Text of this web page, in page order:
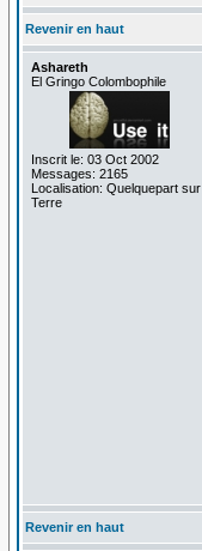
Revenir en haut
Ashareth
El Gringo Colombophile
Inscrit le: 03 Oct 2002
Messages: 2165
Localisation: Quelquepart sur
Terre
Revenir en haut